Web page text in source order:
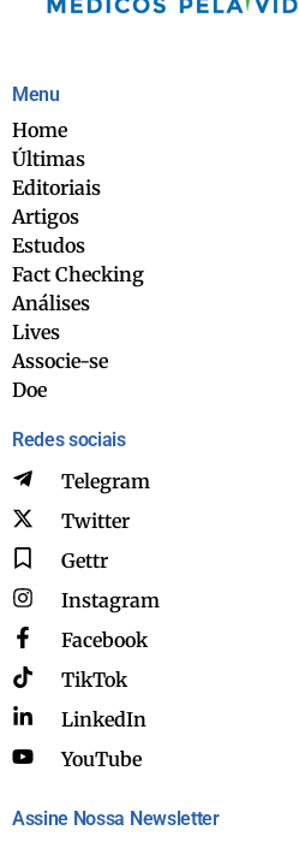
Menu
Home
Últimas
Editoriais
Artigos
Estudos
Fact Checking
Análises
Lives
Associe-se
Doe
Redes sociais
Telegram
Twitter
Gettr
Instagram
Facebook
TikTok
LinkedIn
YouTube
Assine Nossa Newsletter